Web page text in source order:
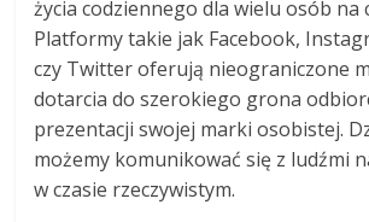
życia codziennego dla wielu osób na
Platformy takie jak Facebook,
czy Twitter oferują nieograniczone
dotarcia do szerokiego grona
prezentacji swojej marki osobistej.
możemy komunikować się z ludźmi
w czasie rzeczywistym.